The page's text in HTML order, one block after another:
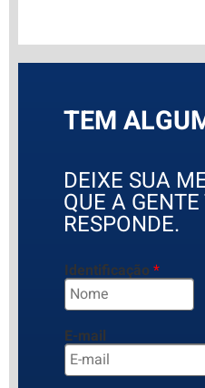
TEM
DEIXE SUA
QUE A GENTE
RESPONDE.
Identificação *
N
o
m
e
E-mail